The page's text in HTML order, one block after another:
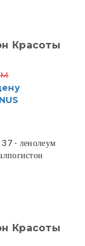
Красоты
Красоты